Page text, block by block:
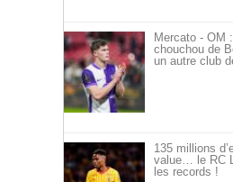
Mercato - OM
chouchou de
un autre club
135 millions
value… le RC
les records !